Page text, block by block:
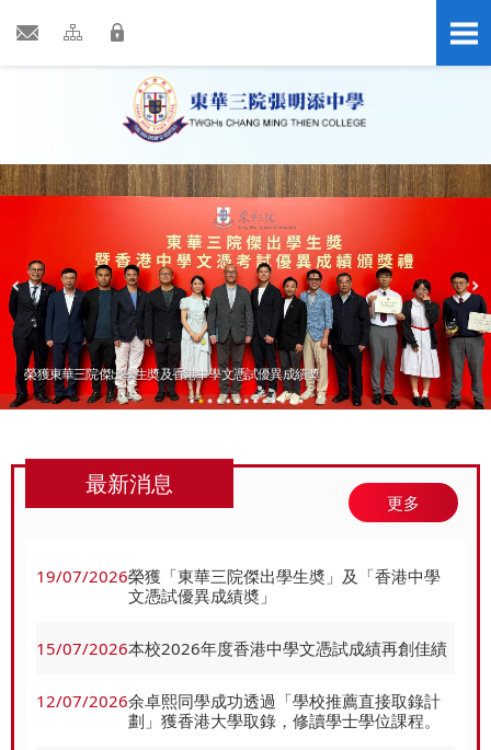
榮獲東華三院傑出學生奬及香港中學文憑試優異成績奬
德國12天STEM考察團
更多
最新消息
19/07/2026榮獲「東華三院傑出學生奬」及「香港中學
文憑試優異成績奬」
15/07/2026本校2026年度香港中學文憑試成績再創佳績
12/07/2026余卓熙同學成功透過「學校推薦直接取錄計
劃」獲香港大學取錄，修讀學士學位課程。